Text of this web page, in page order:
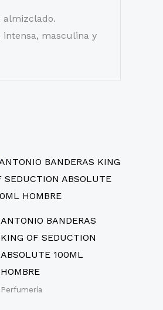
almizclado.
masculina y
ANTONIO BANDERAS
KING OF SEDUCTION
ABSOLUTE 100ML
HOMBRE
Perfumería